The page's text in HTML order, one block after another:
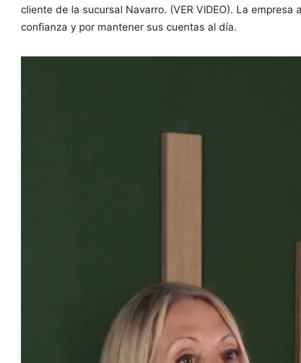
cliente de la sucursal Navarro. (VER VIDEO). La
confianza y por mantener sus cuentas al día.